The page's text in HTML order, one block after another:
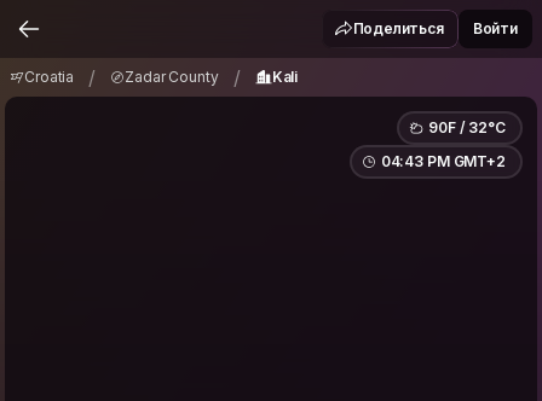
KaliПоделиться Войти
Croatia / Zadar County / Kali
90F / 32°C
04:43 PM GMT+2